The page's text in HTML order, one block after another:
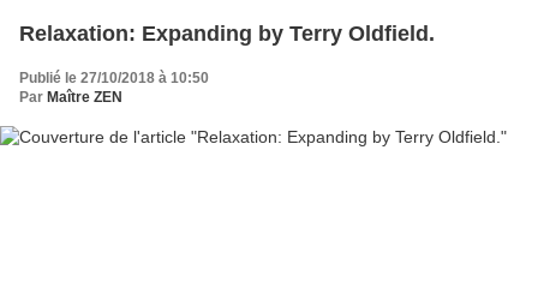
Relaxation: Expanding by Terry Oldfield.
Publié le 27/10/2018 à 10:50
Par Maître ZEN